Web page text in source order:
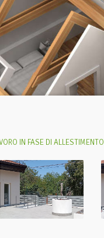
IN FASE DI ALLESTIMENTO